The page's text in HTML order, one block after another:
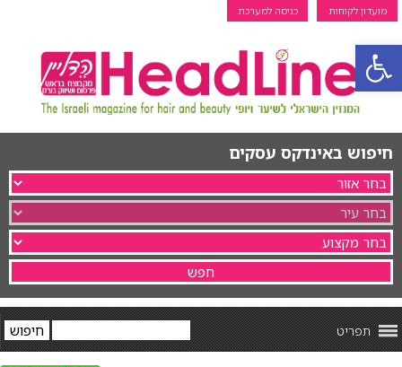
פתח סרגל נגישות
מועדון לקוחות כניסה למערכת
חיפוש באינדקס עסקים
תפריט